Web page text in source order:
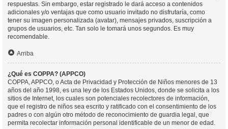
respuestas. Sin embargo, estar registrado le dará acceso a contenidos
adicionales y/o ventajas que como usuario invitado no disfrutaría, como
tener su imagen personalizada (avatar), mensajes privados, suscripción a
grupos de usuarios, etc. Tan solo le tomará unos segundos. Es muy
recomendable.
Arriba
¿Qué es COPPA? (APPCO)
COPPA, APPCO, o Acta de Privacidad y Protección de Niños menores de 13
años del año 1998, es una ley de los Estados Unidos, donde se solicita a los
sitios de Internet, los cuales son potenciales recolectores de información,
que el registro de niños sea escrito y ratificado con el consentimiento de los
padres o con algún otro método de reconocimiento de guardia legal, que
permita recolectar información personal identificable de un menor de edad.